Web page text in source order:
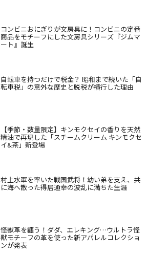
コンビニおにぎりが文房具に！コンビニの定番
商品をモチーフにした文房具シリーズ『ジムマ
ート』誕生
自転車を持つだけで税金？ 昭和まで続いた「自
転車税」の意外な歴史と脱税が横行した理由
【季節・数量限定】キンモクセイの香りを天然
精油で再現した「スチームクリーム キンモクセ
イ&茶」新登場
村上水軍を率いた戦国武将！幼い弟を支え、共
に海へ散った得居通幸の波乱に満ちた生涯
怪獣革を纏う！ダダ、エレキング…ウルトラ怪
獣モチーフの革を使った新アパレルコレクショ
ンが発表